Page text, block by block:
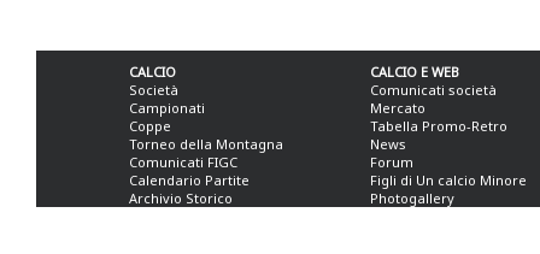
CALCIO
Società
Campionati
Coppe
Torneo della Montagna
Comunicati FIGC
Calendario Partite
Archivio Storico
CALCIO E WEB
Comunicati società
Mercato
Tabella Promo-Retro
News
Forum
Figli di Un calcio Minore
Photogallery